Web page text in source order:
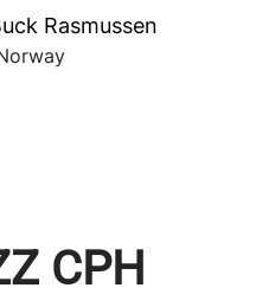
Rasmussen
CPH